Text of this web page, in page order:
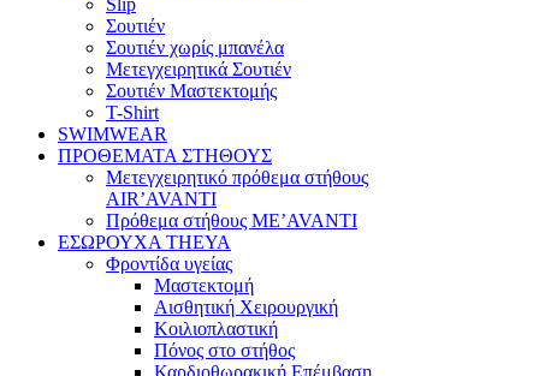
Slip
Σουτιέν
Σουτιέν χωρίς μπανέλα
Μετεγχειρητικά Σουτιέν
Σουτιέν Μαστεκτομής
T-Shirt
SWIMWEAR
ΠΡΟΘΕΜΑΤΑ ΣΤΗΘΟΥΣ
Μετεγχειρητικό πρόθεμα στήθους
AIR’AVANTI
Πρόθεμα στήθους ME’AVANTI
ΕΣΩΡΟΥΧΑ THEYA
Φροντίδα υγείας
Μαστεκτομή
Αισθητική Χειρουργική
Κοιλιοπλαστική
Πόνος στο στήθος
Καρδιοθωρακική Επέμβαση